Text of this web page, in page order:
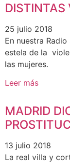
DISTINTAS
25 julio 2018
En nuestra
estela de la
las mujeres.
Leer más
MADRID
13 julio 2018
La real villa y